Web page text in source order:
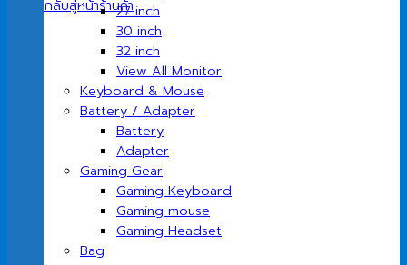
กลับสู่หน้าร้านค้า27 inch
30 inch
32 inch
View All Monitor
Keyboard & Mouse
Battery / Adapter
Battery
Adapter
Gaming Gear
Gaming Keyboard
Gaming mouse
Gaming Headset
Bag